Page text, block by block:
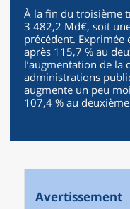
À la fin du troisième
3 482,2 Md€, soit
précédent. Exprimée
après 115,7 % au
l’augmentation de la
administrations
augmente un peu
107,4 % au
Avertissement